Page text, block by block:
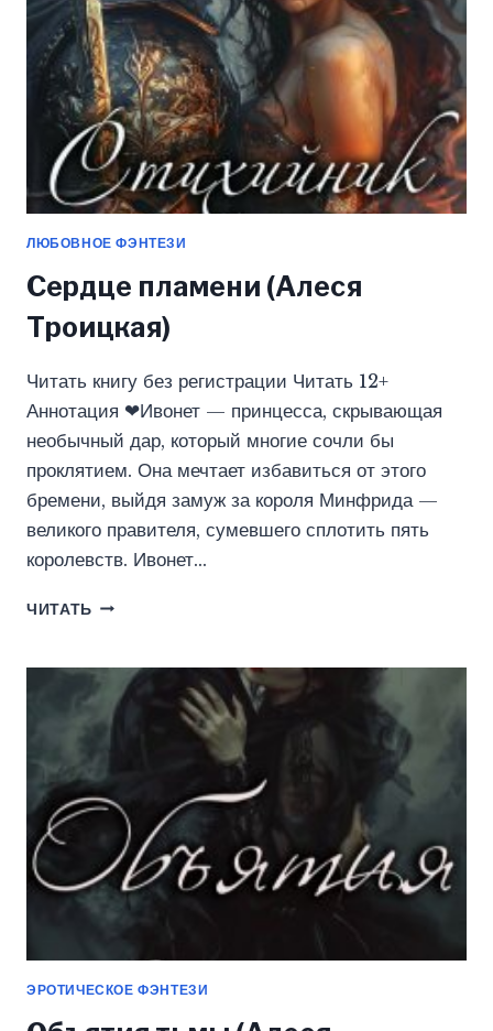
ЛЮБОВНОЕ ФЭНТЕЗИ
Сердце пламени (Алеся
Троицкая)
Читать книгу без регистрации Читать 12+
Аннотация ❤Ивонет — принцесса, скрывающая
необычный дар, который многие сочли бы
проклятием. Она мечтает избавиться от этого
бремени, выйдя замуж за короля Минфрида —
великого правителя, сумевшего сплотить пять
королевств. Ивонет…
ЧИТАТЬ СЕРДЦЕ
ТРОИЦКАЯ)
ЭРОТИЧЕСКОЕ ФЭНТЕЗИ